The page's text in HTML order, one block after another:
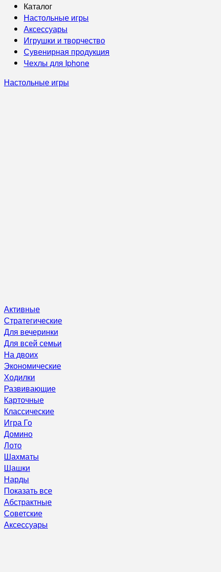
Каталог
Настольные игры
Аксессуары
Игрушки и творчество
Сувенирная продукция
Чехлы для Iphone
Настольные игры
Активные
Стратегические
Для вечеринки
Для всей семьи
На двоих
Экономические
Ходилки
Развивающие
Карточные
Классические
Игра Го
Домино
Лото
Шахматы
Шашки
Нарды
Показать все
Абстрактные
Советские
Аксессуары